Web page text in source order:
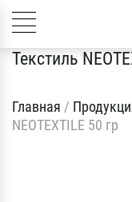
Текстиль
Главная /
NEOTEXTILE 50 гр